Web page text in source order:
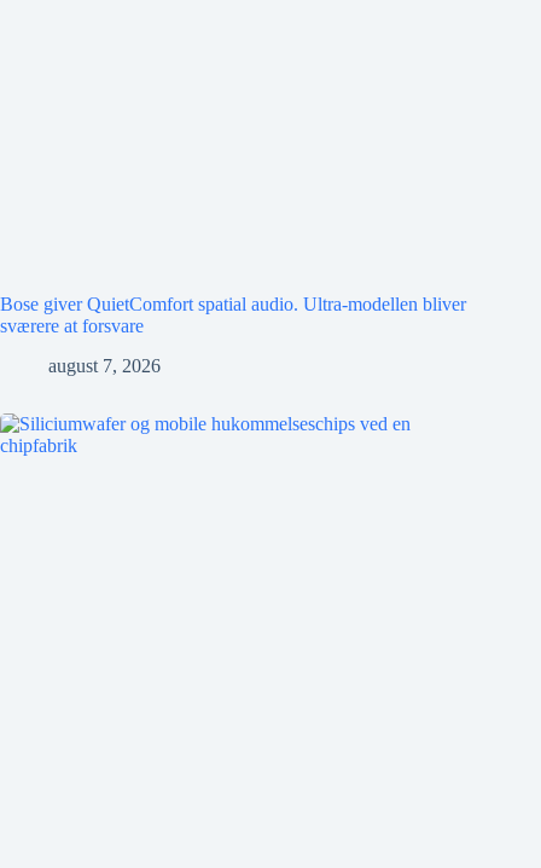
Bose giver QuietComfort spatial audio. Ultra-modellen bliver
sværere at forsvare
august 7, 2026